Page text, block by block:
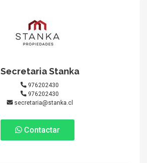
Secretaria Stanka
976202430
976202430
secretaria@stanka.cl
Contactar